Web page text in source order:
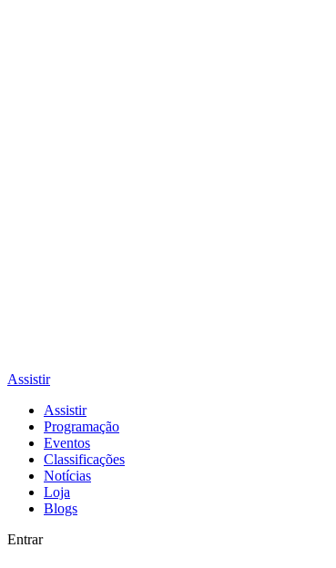
Assistir
Assistir
Programação
Eventos
Classificações
Notícias
Loja
Blogs
Entrar